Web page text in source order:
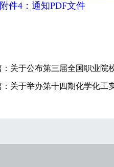
件4：通知PDF文件
关于公布第三届全国职业院
关于举办第十四期化学化工